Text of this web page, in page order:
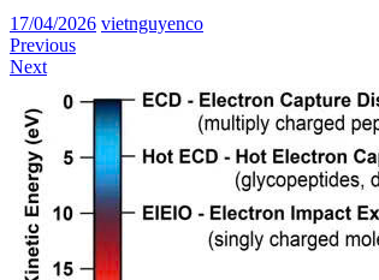
17/04/2026 vietnguyenco
Previous
Next